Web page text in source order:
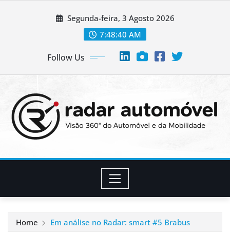
Segunda-feira, 3 Agosto 2026
7:48:41 AM
Follow Us
Home Em análise no Radar: smart #5 Brabus